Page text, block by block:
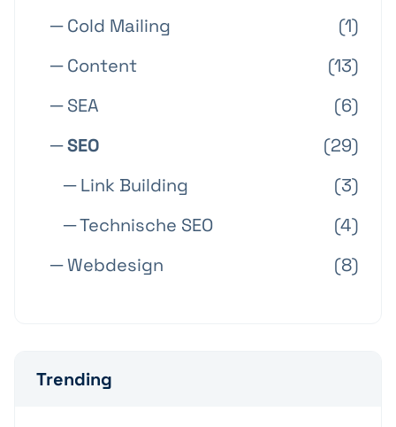
─ Cold Mailing
(1)
─ Content
(13)
─ SEA
(6)
─ SEO
(29)
─ Link Building
(3)
─ Technische SEO
(4)
─ Webdesign
(8)
Trending